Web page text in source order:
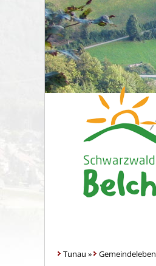
Tunau » Gemeindeleben